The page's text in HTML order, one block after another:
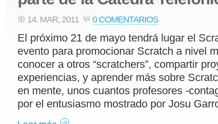
14. MAR, 2011 0 COMENTARIOS
El próximo 21 de mayo tendrá lugar el
evento para promocionar Scratch a nivel
conocer a otros “scratchers”, compartir
experiencias, y aprender más sobre
en mente, unos cuantos profesores -
por el entusiasmo mostrado por Josu